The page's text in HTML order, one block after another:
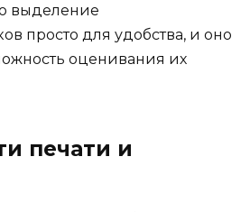
выделение
просто для удобства, и оно
оценивания их
печати и